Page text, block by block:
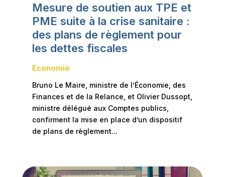
Mesure de soutien aux TPE et
PME suite à la crise sanitaire :
des plans de règlement pour
les dettes fiscales
Economie
Bruno Le Maire, ministre de l’Économie, des
Finances et de la Relance, et Olivier Dussopt,
ministre délégué aux Comptes publics,
confirment la mise en place d’un dispositif
de plans de règlement...